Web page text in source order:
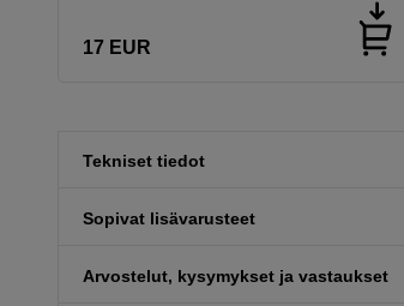
17 EUR
Tekniset tiedot
Sopivat lisävarusteet
Arvostelut, kysymykset ja vastaukset